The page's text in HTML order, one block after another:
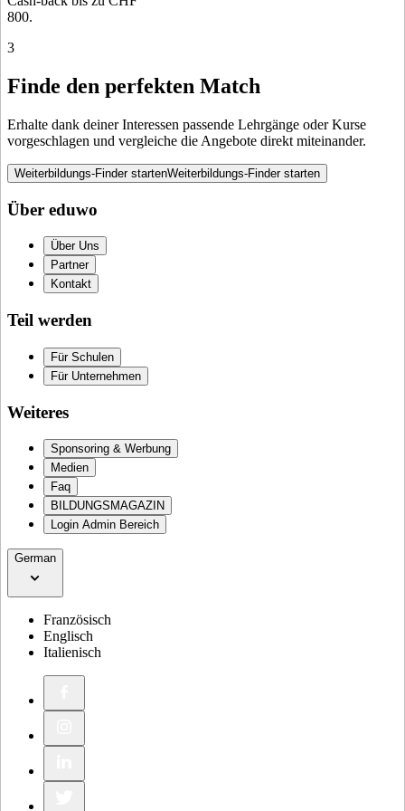
800.
3
Finde den perfekten Match
Erhalte dank deiner Interessen passende Lehrgänge oder Kurse
vorgeschlagen und vergleiche die Angebote direkt miteinander.
Weiterbildungs-Finder startenWeiterbildungs-Finder starten
Über eduwo
Über Uns
Partner
Kontakt
Teil werden
Für Schulen
Für Unternehmen
Weiteres
Sponsoring & Werbung
Medien
Faq
BILDUNGSMAGAZIN
Login Admin Bereich
German
Französisch
Englisch
Italienisch